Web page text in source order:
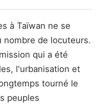
à Taïwan ne se
nombre de locuteurs.
qui a été
l'urbanisation et
tourné le
peuples